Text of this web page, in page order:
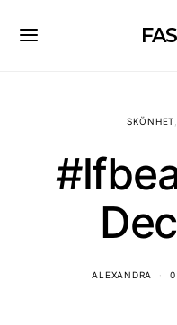
SKÖNHET
ALEXANDRA